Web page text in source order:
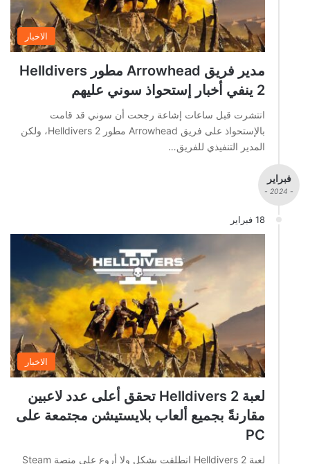
الاخبار
مدير فريق Arrowhead مطور Helldivers
2 ينفي أخبار إستحواذ سوني عليهم
انتشرت قبل ساعات إشاعة رجحت أن سوني قد قامت
بالإستحواذ على فريق Arrowhead مطور Helldivers 2، ولكن
المدير التنفيذي للفريق…
فبراير
- 2024 -
18 فبراير
الاخبار
لعبة Helldivers 2 تحقق أعلى عدد لاعبين
مقارنةً بجميع ألعاب بلايستيشن مجتمعة على
PC
لعبة Helldivers 2 انطلقت بشكل ولا أروع على منصة Steam